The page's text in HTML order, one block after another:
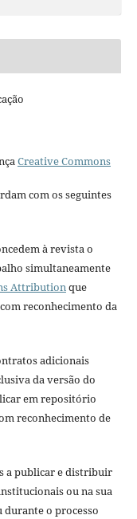
Creative Commons
com os seguintes
à revista o
simultaneamente
Attributionque
reconhecimento da
adicionais
da versão do
em repositório
reconhecimento de
a publicar e distribuir
ou na sua
durante o processo